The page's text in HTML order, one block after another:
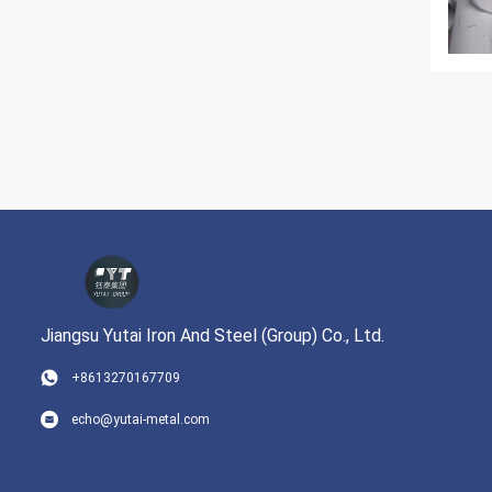
Jiangsu Yutai Iron And Steel (Group) Co., Ltd.
+8613270167709
echo@yutai-metal.com